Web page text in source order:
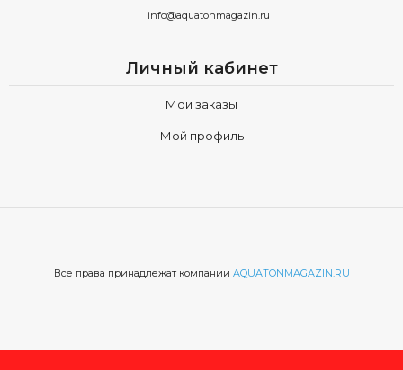
info@aquatonmagazin.ru
Личный кабинет
Мои заказы
Мой профиль
Все права принадлежат компании AQUATONMAGAZIN.RU